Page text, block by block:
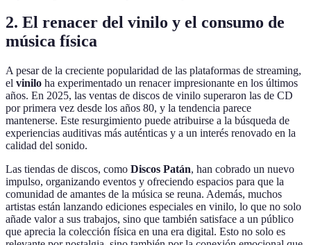
2. El renacer del vinilo y el consumo de
música física
A pesar de la creciente popularidad de las plataformas de streaming,
el vinilo ha experimentado un renacer impresionante en los últimos
años. En 2025, las ventas de discos de vinilo superaron las de CD
por primera vez desde los años 80, y la tendencia parece
mantenerse. Este resurgimiento puede atribuirse a la búsqueda de
experiencias auditivas más auténticas y a un interés renovado en la
calidad del sonido.
Las tiendas de discos, como Discos Patán, han cobrado un nuevo
impulso, organizando eventos y ofreciendo espacios para que la
comunidad de amantes de la música se reuna. Además, muchos
artistas están lanzando ediciones especiales en vinilo, lo que no solo
añade valor a sus trabajos, sino que también satisface a un público
que aprecia la colección física en una era digital. Esto no solo es